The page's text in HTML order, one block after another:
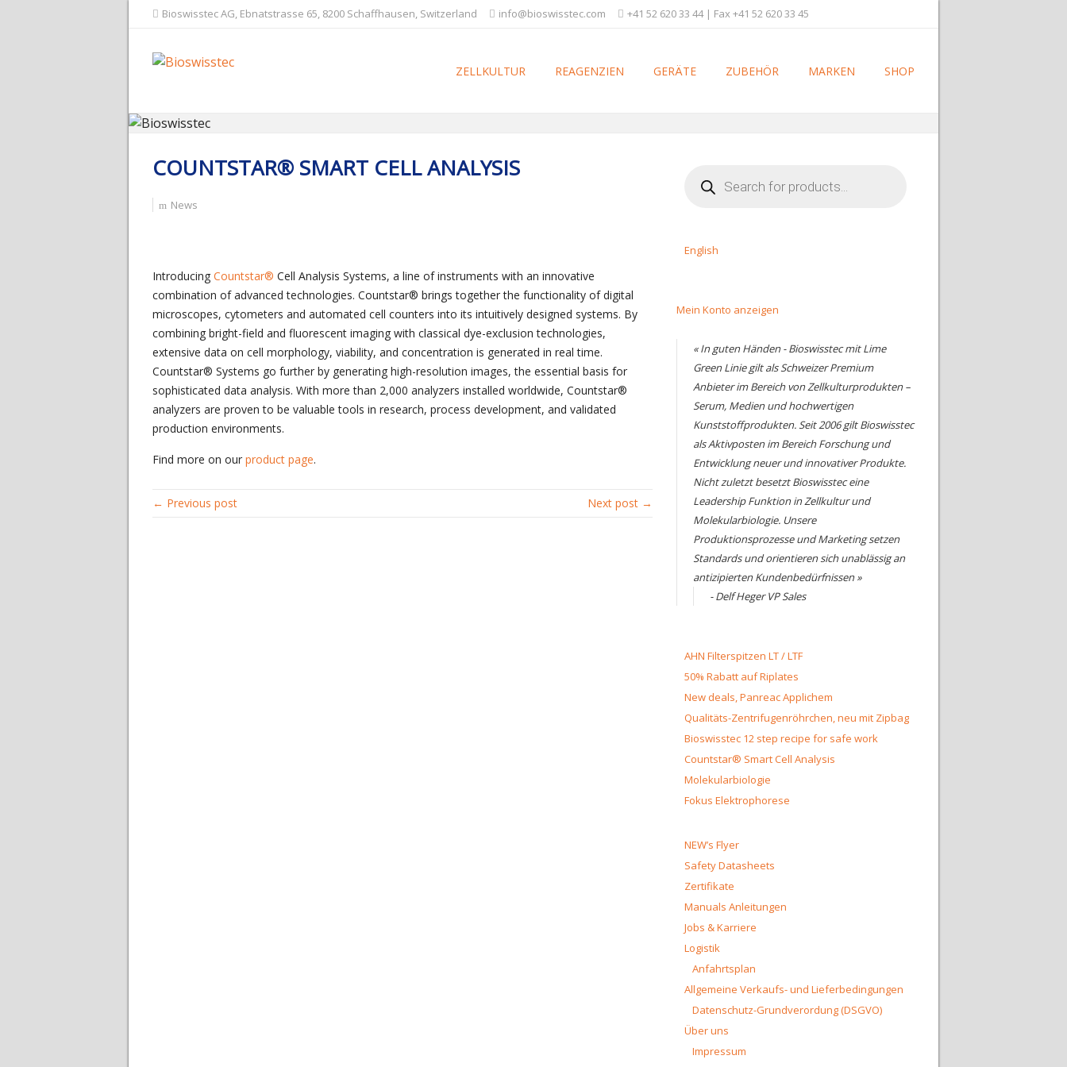
Bioswisstec AG, Ebnatstrasse 65, 8200 Schaffhausen, Switzerland info@bioswisstec.com +41 52 620 33 44 | Fax +41 52 620 33 45
ZELLKULTUR REAGENZIEN GERÄTE ZUBEHÖR MARKEN SHOP
COUNTSTAR® SMART CELL ANALYSIS
News
Introducing Countstar® Cell Analysis Systems, a line of instruments with an innovative
combination of advanced technologies. Countstar® brings together the functionality of digital
microscopes, cytometers and automated cell counters into its intuitively designed systems. By
combining bright-field and fluorescent imaging with classical dye-exclusion technologies,
extensive data on cell morphology, viability, and concentration is generated in real time.
Countstar® Systems go further by generating high-resolution images, the essential basis for
sophisticated data analysis. With more than 2,000 analyzers installed worldwide, Countstar®
analyzers are proven to be valuable tools in research, process development, and validated
production environments.
Find more on our product page.
← Previous post Next post →
search
English
Mein Konto anzeigen
« In guten Händen - Bioswisstec mit Lime
Green Linie gilt als Schweizer Premium
Anbieter im Bereich von Zellkulturprodukten –
Serum, Medien und hochwertigen
Kunststoffprodukten. Seit 2006 gilt Bioswisstec
als Aktivposten im Bereich Forschung und
Entwicklung neuer und innovativer Produkte.
Nicht zuletzt besetzt Bioswisstec eine
Leadership Funktion in Zellkultur und
Molekularbiologie. Unsere
Produktionsprozesse und Marketing setzen
Standards und orientieren sich unablässig an
antizipierten Kundenbedürfnissen »
- Delf Heger VP Sales
AHN Filterspitzen LT / LTF
50% Rabatt auf Riplates
New deals, Panreac Applichem
Qualitäts-Zentrifugenröhrchen, neu mit Zipbag
Bioswisstec 12 step recipe for safe work
Countstar® Smart Cell Analysis
Molekularbiologie
Fokus Elektrophorese
NEW’s Flyer
Safety Datasheets
Zertifikate
Manuals Anleitungen
Jobs & Karriere
Logistik
Anfahrtsplan
Allgemeine Verkaufs- und Lieferbedingungen
Datenschutz-Grundverordung (DSGVO)
Über uns
Impressum